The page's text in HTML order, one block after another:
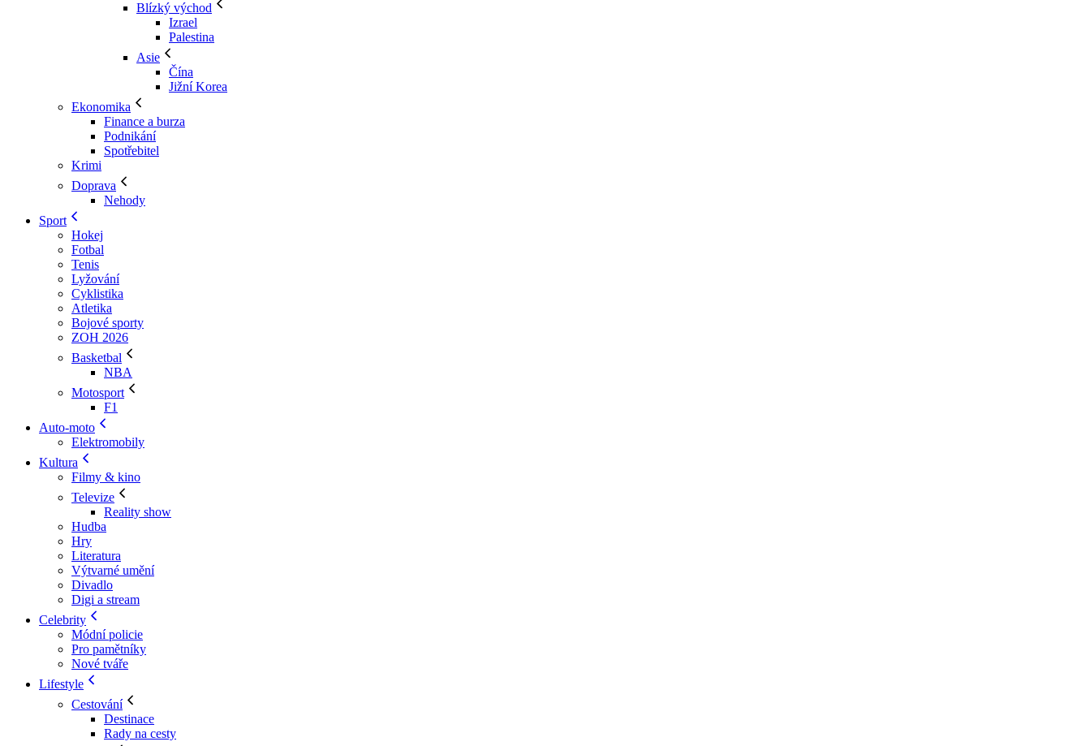
Blízký východ
Izrael
Palestina
Asie
Čína
Jižní Korea
Ekonomika
Finance a burza
Podnikání
Spotřebitel
Krimi
Doprava
Nehody
Sport
Hokej
Fotbal
Tenis
Lyžování
Cyklistika
Atletika
Bojové sporty
ZOH 2026
Basketbal
NBA
Motosport
F1
Auto-moto
Elektromobily
Kultura
Filmy & kino
Televize
Reality show
Hudba
Hry
Literatura
Výtvarné umění
Divadlo
Digi a stream
Celebrity
Módní policie
Pro pamětníky
Nové tváře
Lifestyle
Cestování
Destinace
Rady na cesty